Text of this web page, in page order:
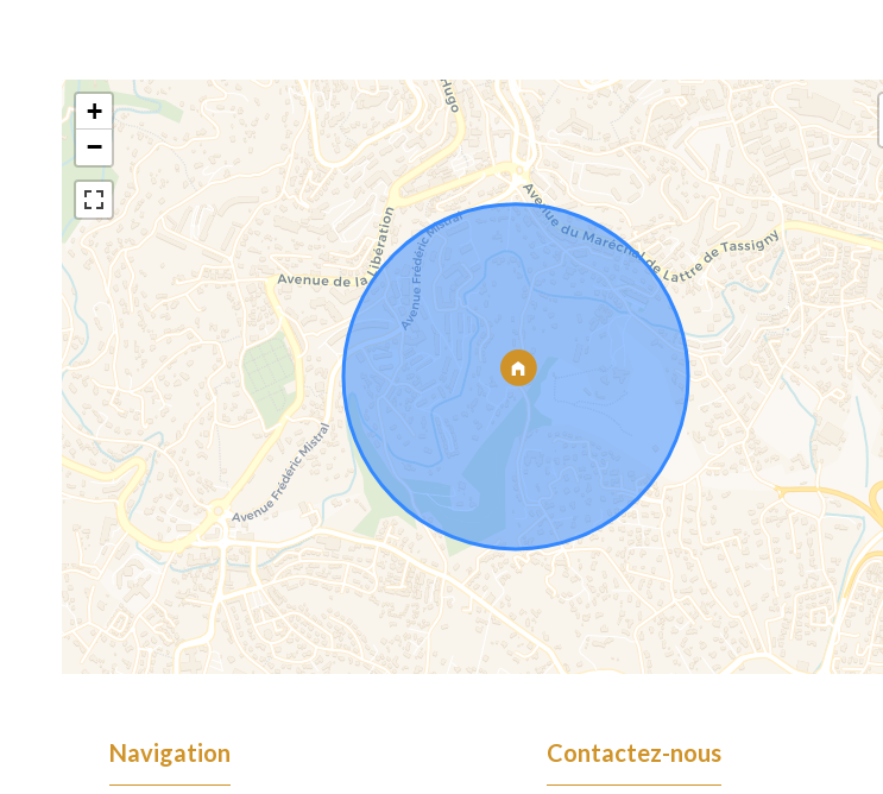
+
−
Navigation Contactez-nous